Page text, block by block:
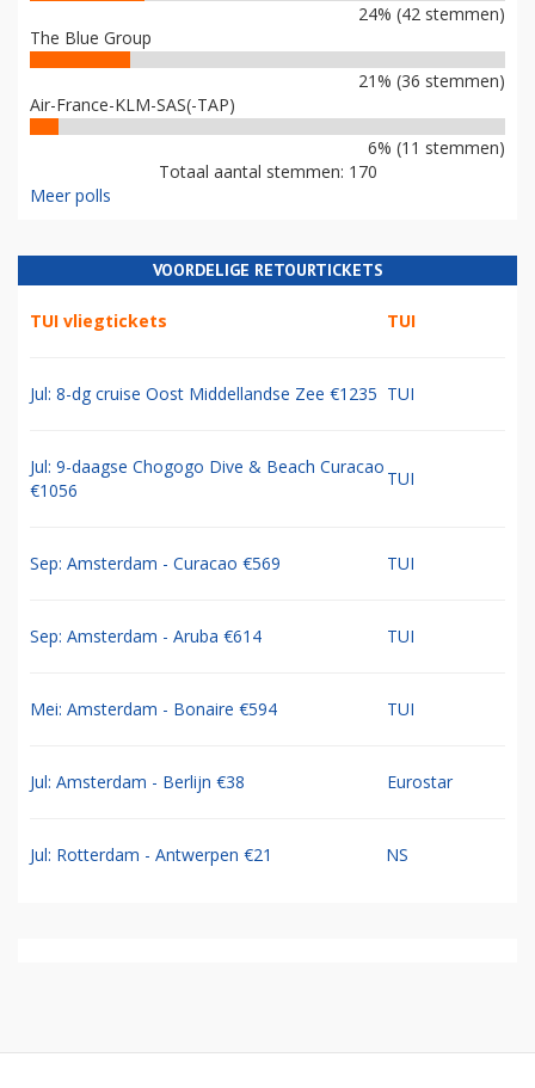
24% (42 stemmen)
The Blue Group
21% (36 stemmen)
Air-France-KLM-SAS(-TAP)
6% (11 stemmen)
Totaal aantal stemmen: 170
Meer polls
VOORDELIGE RETOURTICKETS
TUI vliegtickets TUI
Jul: 8-dg cruise Oost Middellandse Zee €1235 TUI
Jul: 9-daagse Chogogo Dive & Beach Curacao
€1056
TUI
Sep: Amsterdam - Curacao €569 TUI
Sep: Amsterdam - Aruba €614 TUI
Mei: Amsterdam - Bonaire €594 TUI
Jul: Amsterdam - Berlijn €38 Eurostar
Jul: Rotterdam - Antwerpen €21 NS